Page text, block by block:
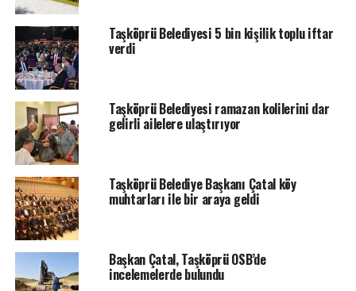
SONRAKI HABER
Tosya’da trafik kazası: 1 yaralı
ÖNCEKI HABER
Seyir halindeyken alev alev yandı
Taşköprü Belediyesi 5 bin kişilik toplu iftar
verdi
Taşköprü Belediyesi ramazan kolilerini dar
gelirli ailelere ulaştırıyor
Taşköprü Belediye Başkanı Çatal köy
muhtarları ile bir araya geldi
Başkan Çatal, Taşköprü OSB’de
incelemelerde bulundu